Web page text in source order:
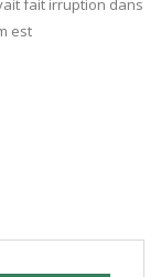
fait irruption dans
est